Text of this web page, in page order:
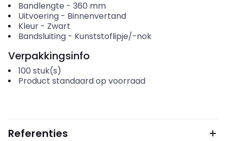
Bandlengte - 360 mm
Uitvoering- Binnenvertand
Kleur- Zwart
Bandsluiting- Kunststoflipje/-nok
Verpakkingsinfo
100 stuk(s)
Product standaard op voorraad
Referenties